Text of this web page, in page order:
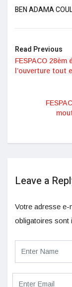
BEN ADAMA
Read Previous
FESPACO
l’ouverture tout
Leave a
Votre adresse e-
obligatoires sont